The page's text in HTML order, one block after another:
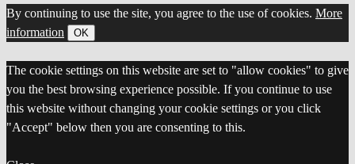
By continuing to use the site, you agree to the use of cookies. More
information
OK
The cookie settings on this website are set to "allow cookies" to give
you the best browsing experience possible. If you continue to use
this website without changing your cookie settings or you click
"Accept" below then you are consenting to this.